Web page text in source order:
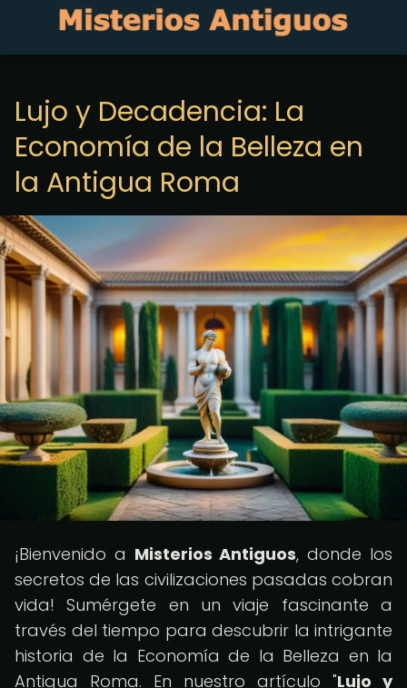
Lujo y Decadencia: La
Economía de la Belleza en
la Antigua Roma
¡Bienvenido a Misterios Antiguos, donde los
secretos de las civilizaciones pasadas cobran
vida! Sumérgete en un viaje fascinante a
través del tiempo para descubrir la intrigante
historia de la Economía de la Belleza en la
Antigua Roma. En nuestro artículo "Lujo y